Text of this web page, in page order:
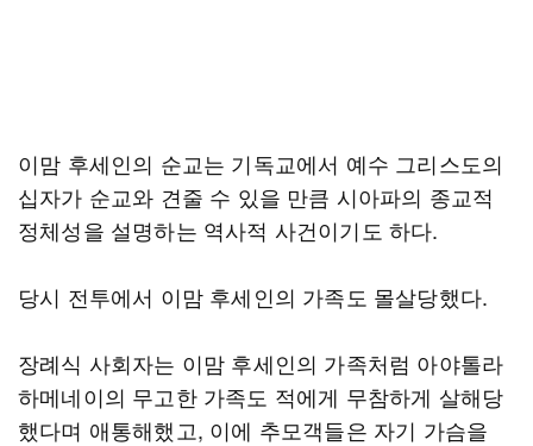
이맘 후세인의 순교는 기독교에서 예수 그리스도의
십자가 순교와 견줄 수 있을 만큼 시아파의 종교적
정체성을 설명하는 역사적 사건이기도 하다.
당시 전투에서 이맘 후세인의 가족도 몰살당했다.
장례식 사회자는 이맘 후세인의 가족처럼 아야톨라
하메네이의 무고한 가족도 적에게 무참하게 살해당
했다며 애통해했고, 이에 추모객들은 자기 가슴을